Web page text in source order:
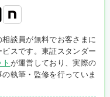
談員が無料でお客さまに
スです。東証スタンダー
が運営しており、実際の
執筆・監修を行っていま